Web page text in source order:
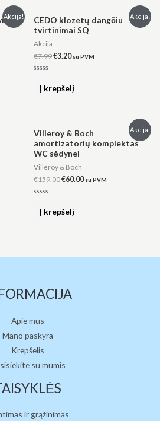
Akcija! Akcija!
CEDO klozetų dangčiu
tvirtinimai SQ
Akcija
€7.99
price
was:
€3.20
price
is:
su PVM
Į krepšelį
Akcija!
Villeroy & Boch
amortizatorių komplektas
WC sėdynei
Villeroy & Boch
€159.00
price
was:
€159.00.
€60.00
price
is:
su PVM
Į krepšelį
Apie mus
Mano paskyra
Krepšelis
su mumis
ir grąžinimas